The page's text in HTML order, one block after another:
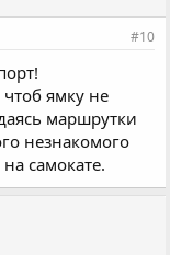
#10
чтоб ямку не
маршрутки
незнакомого
самокате.